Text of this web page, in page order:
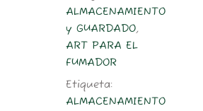
ALMACENAMIENTO
y GUARDADO,
ART PARA EL
FUMADOR
Etiqueta:
ALMACENAMIENTO